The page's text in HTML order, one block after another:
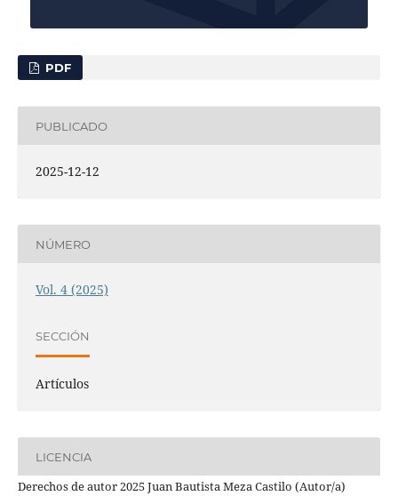
PDF
PUBLICADO
2025-12-12
NÚMERO
Vol. 4 (2025)
SECCIÓN
Artículos
LICENCIA
Derechos de autor 2025 Juan Bautista Meza Castilo (Autor/a)